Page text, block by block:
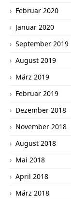
Februar 2020
Januar 2020
September 2019
August 2019
März 2019
Februar 2019
Dezember 2018
November 2018
August 2018
Mai 2018
April 2018
März 2018